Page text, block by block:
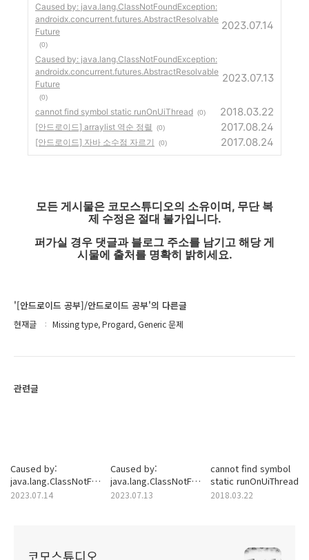
Caused by: java.lang.ClassNotFoundException:
androidx.concurrent.futures.AbstractResolvable
Future
(0)
2023.07.14
Caused by: java.lang.ClassNotFoundException:
androidx.concurrent.futures.AbstractResolvable
Future
(0)
2023.07.13
cannot find symbol static runOnUiThread (0) 2018.03.22
[안드로이드] arraylist 역순 정렬 (0) 2017.08.24
[안드로이드] 자바 소수점 자르기 (0) 2017.08.24
모든 게시물은 코모스튜디오의 소유이며, 무단 복
제 수정은 절대 불가입니다.
퍼가실 경우 댓글과 블로그 주소를 남기고 해당 게
시물에 출처를 명확히 밝히세요.
'[안드로이드 공부]/안드로이드 공부'의 다른글
현재글 Missing type, Progard, Generic 문제
관련글
Caused by:
java.lang.ClassNotFoundException:
androidx.concurrent.futures.AbstractResolvableFuture
2023.07.14
Caused by:
java.lang.ClassNotFoundException:
2023.07.13
cannot find symbol
static runOnUiThread
2018.03.22
코모스튜디오